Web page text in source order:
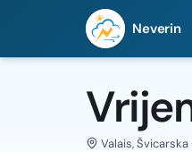
Neverin
Valais, Švicarska